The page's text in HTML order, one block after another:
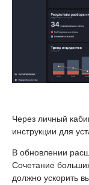
Через личный
инструкции для
В обновлении
Сочетание
должно ускорить